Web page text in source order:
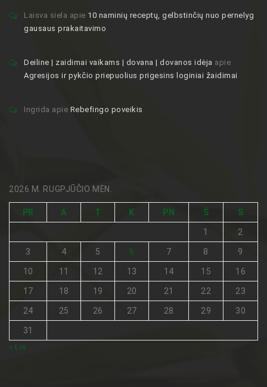
Laisva siela apie 10 naminių receptų, gelbstinčių nuo pernelyg
gausaus prakaitavimo
Deiline | zaidimai vaikams | dovana | dovanos idėja apie
Agresijos ir pykčio priepuolius prigesins loginiai žaidimai
Ingrida apie Rebefingo poveikis
2026 M. RUGPJŪČIO MĖN.
PR A T K PN Š S
1 2
3 4 5 6 7 8 9
10 11 12 13 14 15 16
17 18 19 20 21 22 23
24 25 26 27 28 29 30
31
« Lie